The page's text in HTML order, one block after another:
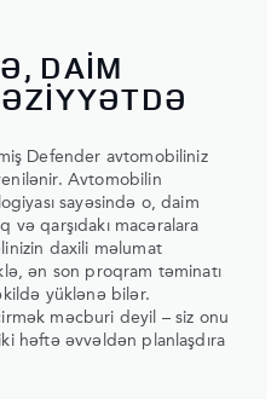
DAİM
Defender avtomobiliniz
Avtomobilin
sayəsində o, daim
və qarşıdakı macəralara
daxili məlumat
ən son proqram təminatı
yüklənə bilər.
məcburi deyil – siz onu
həftə əvvəldən planlaşdıra